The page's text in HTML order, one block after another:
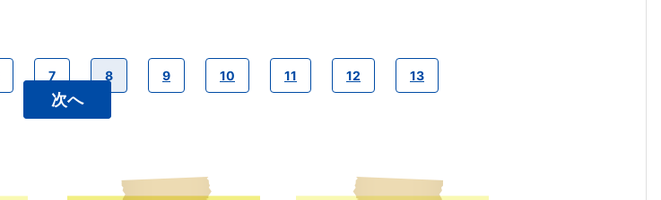
7 8 9 10 11 12 13
次へ